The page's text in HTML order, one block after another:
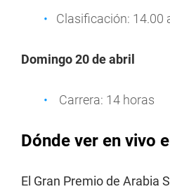
Clasificación: 14.00
Domingo 20 de abril
Carrera: 14 horas
Dónde ver en vivo
El Gran Premio de Arabia